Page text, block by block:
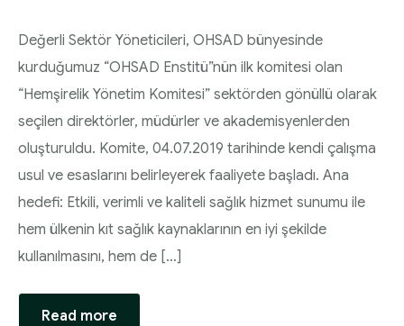
Değerli Sektör Yöneticileri, OHSAD bünyesinde
kurduğumuz “OHSAD Enstitü”nün ilk komitesi olan
“Hemşirelik Yönetim Komitesi” sektörden gönüllü olarak
seçilen direktörler, müdürler ve akademisyenlerden
oluşturuldu. Komite, 04.07.2019 tarihinde kendi çalışma
usul ve esaslarını belirleyerek faaliyete başladı. Ana
hedefi: Etkili, verimli ve kaliteli sağlık hizmet sunumu ile
hem ülkenin kıt sağlık kaynaklarının en iyi şekilde
kullanılmasını, hem de […]
Read more